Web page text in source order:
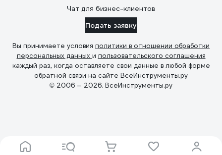
Чат для бизнес-клиентов
Подать заявку
Вы принимаете условия политики в отношении обработки
персональных данных и пользовательского соглашения
каждый раз, когда оставляете свои данные в любой форме
обратной связи на сайте ВсеИнструменты.ру
© 2006 — 2026. ВсеИнструменты.ру